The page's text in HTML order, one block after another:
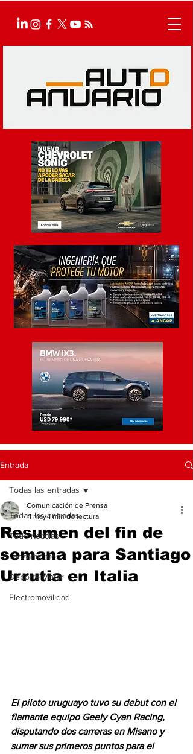
Entrada
Todas las entradas
Todo noticias
Lanzamientos
Deporte Motor
Electromovilidad
Todas las entradas
Resumen del fin de
semana para Santiago
Urrutia en Italia
Comunicación de Prensa
11 may 1 min de lectura
El piloto uruguayo tuvo su debut con el
flamante equipo Geely Cyan Racing,
disputando dos carreras en Misano y
sumar sus primeros puntos para el